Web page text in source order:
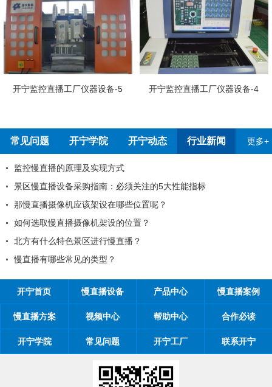
工厂仪器设备-5 开宁监控直播工厂仪器设备-4 开宁慢直
常见问题 开宁学院 开宁动态 行业新闻 更多+
察深圳开宁厂家
动节放假通知
置对观看体验有影响吗
一封信
景区慢直播设备采
开宁首页 慢直播设备 产品中心 慢直播案例
慢直播方案 视频中心 帮助中心 合作必读
开宁学院 常见问题 开宁工厂 联系开宁